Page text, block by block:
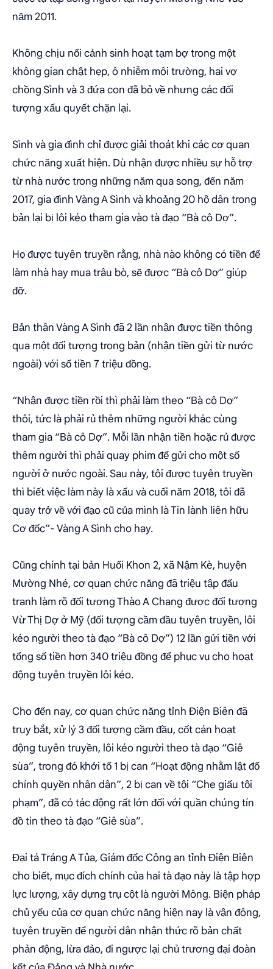
năm 2011.
Không chịu nổi cảnh sinh hoạt tạm bợ trong một
không gian chật hẹp, ô nhiễm môi trường, hai vợ
chồng Sình và 3 đứa con đã bỏ về nhưng các đối
tượng xấu quyết chặn lại.
Sình và gia đình chỉ được giải thoát khi các cơ quan
chức năng xuất hiện. Dù nhận được nhiều sự hỗ trợ
từ nhà nước trong những năm qua song, đến năm
2017, gia đình Vàng A Sình và khoảng 20 hộ dân trong
bản lại bị lôi kéo tham gia vào tà đạo “Bà cô Dợ”.
Họ được tuyên truyền rằng, nhà nào không có tiền để
làm nhà hay mua trâu bò, sẽ được “Bà cô Dợ” giúp
đỡ.
Bản thân Vàng A Sình đã 2 lần nhận được tiền thông
qua một đối tượng trong bản (nhận tiền gửi từ nước
ngoài) với số tiền 7 triệu đồng.
“Nhận được tiền rồi thì phải làm theo “Bà cô Dợ”
thôi, tức là phải rủ thêm những người khác cùng
tham gia “Bà cô Dợ”. Mỗi lần nhận tiền hoặc rủ được
thêm người thì phải quay phim để gửi cho một số
người ở nước ngoài. Sau này, tôi được tuyên truyền
thì biết việc làm này là xấu và cuối năm 2018, tôi đã
quay trở về với đạo cũ của mình là Tin lành liên hữu
Cơ đốc”- Vàng A Sình cho hay.
Cũng chính tại bản Huổi Khon 2, xã Nậm Kè, huyện
Mường Nhé, cơ quan chức năng đã triệu tập đấu
tranh làm rõ đối tượng Thào A Chang được đối tượng
Vừ Thị Dợ ở Mỹ (đối tượng cầm đầu tuyên truyền, lôi
kéo người theo tà đạo “Bà cô Dợ”) 12 lần gửi tiền với
tổng số tiền hơn 340 triệu đồng để phục vụ cho hoạt
động tuyên truyền lôi kéo.
Cho đến nay, cơ quan chức năng tỉnh Điện Biên đã
truy bắt, xử lý 3 đối tượng cầm đầu, cốt cán hoạt
động tuyên truyền, lôi kéo người theo tà đạo “Giê
sùa”, trong đó khởi tố 1 bị can “Hoạt động nhằm lật đổ
chính quyền nhân dân”, 2 bị can về tội “Che giấu tội
phạm”, đã có tác động rất lớn đối với quần chúng tín
đồ tin theo tà đạo “Giê sùa”.
Đại tá Tráng A Tủa, Giám đốc Công an tỉnh Điện Biên
cho biết, mục đích chính của hai tà đạo này là tập hợp
lực lượng, xây dựng trụ cột là người Mông. Biện pháp
chủ yếu của cơ quan chức năng hiện nay là vận đông,
tuyên truyền để người dân nhận thức rõ bản chất
phản động, lừa đảo, đi ngược lại chủ trương đại đoàn